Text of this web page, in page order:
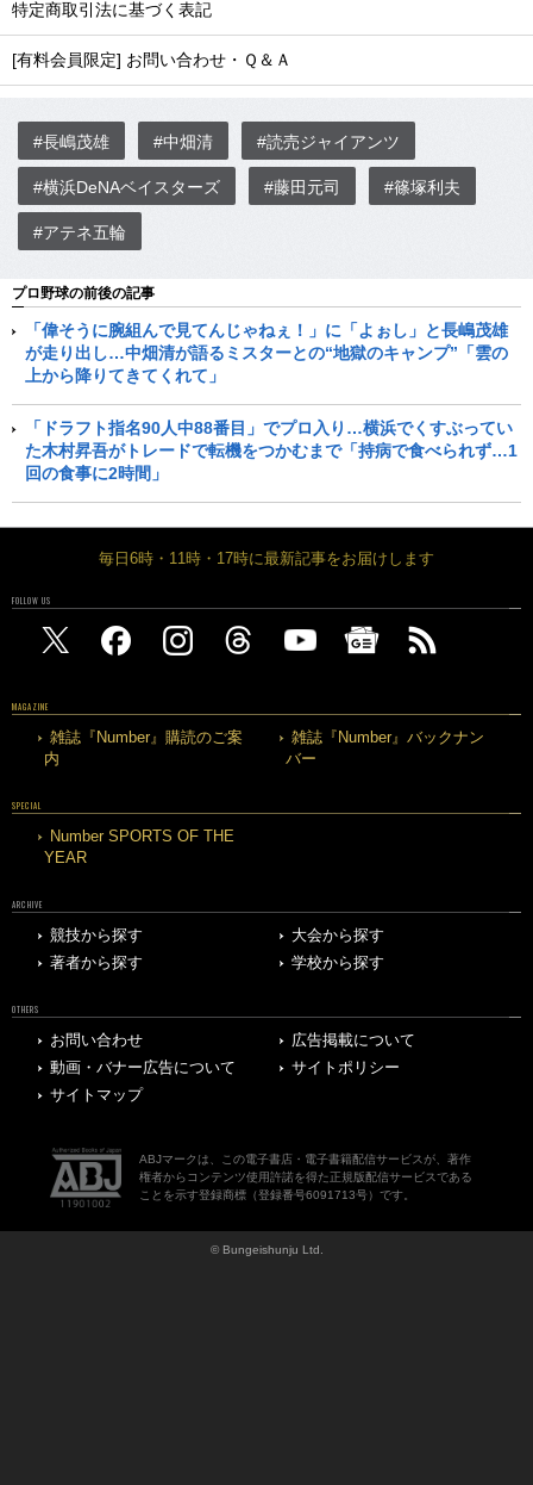
特定商取引法に基づく表記
[有料会員限定] お問い合わせ・Ｑ＆Ａ
#長嶋茂雄 #中畑清 #読売ジャイアンツ
#横浜DeNAベイスターズ #藤田元司 #篠塚利夫
#アテネ五輪
プロ野球の前後の記事
「偉そうに腕組んで見てんじゃねぇ！」に「よぉし」と長嶋茂雄
が走り出し…中畑清が語るミスターとの“地獄のキャンプ”「雲の
上から降りてきてくれて」
「ドラフト指名90人中88番目」でプロ入り…横浜でくすぶってい
た木村昇吾がトレードで転機をつかむまで「持病で食べられず…1
回の食事に2時間」
毎日6時・11時・17時に最新記事をお届けします
FOLLOW US
MAGAZINE
雑誌『Number』購読のご案
内
雑誌『Number』バックナン
バー
SPECIAL
Number SPORTS OF THE
YEAR
ARCHIVE
競技から探す
大会から探す
著者から探す
学校から探す
OTHERS
お問い合わせ
広告掲載について
動画・バナー広告について
サイトポリシー
サイトマップ
ABJマークは、この電子書店・電子書籍配信サービスが、著作
権者からコンテンツ使用許諾を得た正規版配信サービスである
ことを示す登録商標（登録番号6091713号）です。
© Bungeishunju Ltd.